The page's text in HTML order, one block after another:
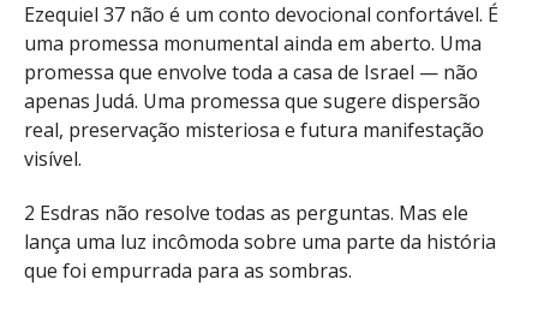
Ezequiel 37 não é um conto devocional confortável. É
uma promessa monumental ainda em aberto. Uma
promessa que envolve toda a casa de Israel — não
apenas Judá. Uma promessa que sugere dispersão
real, preservação misteriosa e futura manifestação
visível.
2 Esdras não resolve todas as perguntas. Mas ele
lança uma luz incômoda sobre uma parte da história
que foi empurrada para as sombras.